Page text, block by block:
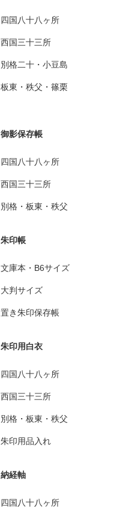
四国八十八ヶ所
西国三十三所
別格二十・小豆島
板東・秩父・篠栗
御影保存帳
四国八十八ヶ所
西国三十三所
別格・板東・秩父
朱印帳
文庫本・B6サイズ
大判サイズ
置き朱印保存帳
朱印用白衣
四国八十八ヶ所
西国三十三所
別格・板東・秩父
朱印用品入れ
納経軸
四国八十八ヶ所